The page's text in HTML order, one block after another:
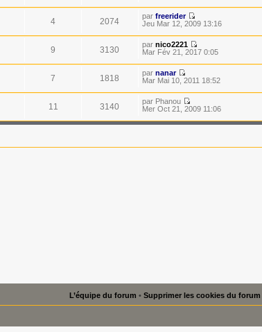
4 2074
par freerider
Jeu Mar 12, 2009 13:16
9 3130
par nico2221
Mar Fév 21, 2017 0:05
7 1818
par nanar
Mar Mai 10, 2011 18:52
11 3140
par Phanou
Mer Oct 21, 2009 11:06
L’équipe du forum • Supprimer les cookies du forum